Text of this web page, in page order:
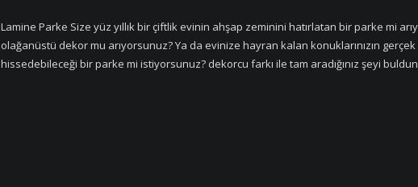
Lamine Parke Size yüz yıllık bir çiftlik evinin ahşap zeminini hatırlatan bir parke mi
olağanüstü dekor mu arıyorsunuz? Ya da evinize hayran kalan konuklarınızın
hissedebileceği bir parke mi istiyorsunuz? dekorcu farkı ile tam aradığınız şeyi